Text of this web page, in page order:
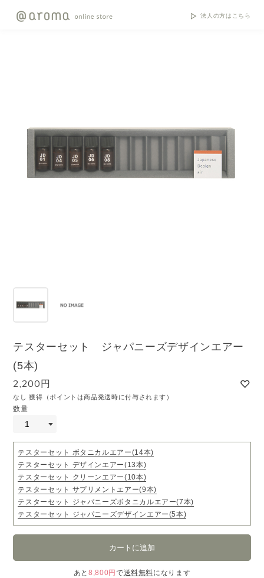
法人の方はこちら
テスターセット ジャパニーズデザインエアー
(5本)
2,200円
なし 獲得（ポイントは商品発送時に付与されます）
数量
テスターセット ボタニカルエアー(14本)
テスターセット デザインエアー(13本)
テスターセット クリーンエアー(10本)
テスターセット サプリメントエアー(9本)
テスターセット ジャパニーズボタニカルエアー(7本)
テスターセット ジャパニーズデザインエアー(5本)
あと8,800円 で送料無料になります